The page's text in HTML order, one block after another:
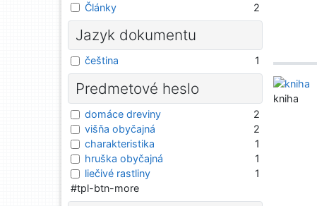
kniha
Články 2
Jazyk dokumentu
čeština 1
Predmetové heslo
domáce dreviny
2
višňa obyčajná
2
charakteristika
1
hruška obyčajná
1
liečivé rastliny
1
#tpl-btn-more